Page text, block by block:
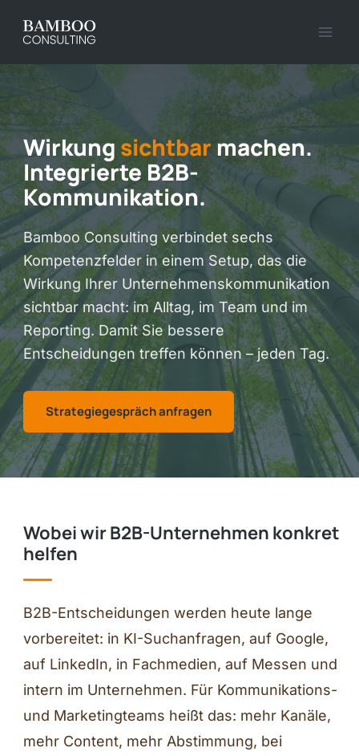
Inhalt
Wirkung sichtbarmachen.
Integrierte B2B-
Kommunikation.
Bamboo Consulting verbindet sechs
Kompetenzfelder in einem Setup, das die
Wirkung Ihrer Unternehmenskommunikation
sichtbar macht: im Alltag, im Team und im
Reporting. Damit Sie bessere
Entscheidungen treffen können – jeden Tag.
Strategiegespräch anfragen
Wobei wir B2B-Unternehmen konkret
helfen
B2B-Entscheidungen werden heute lange
vorbereitet: in KI-Suchanfragen, auf Google,
auf LinkedIn, in Fachmedien, auf Messen und
intern im Unternehmen. Für Kommunikations-
und Marketingteams heißt das: mehr Kanäle,
mehr Content, mehr Abstimmung, bei